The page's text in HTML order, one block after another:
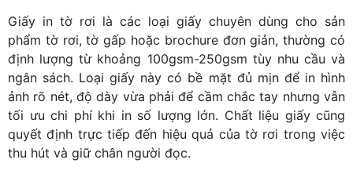
Giấy in tờ rơi là các loại giấy chuyên dùng cho sản
phẩm tờ rơi, tờ gấp hoặc brochure đơn giản, thường có
định lượng từ khoảng 100gsm-250gsm tùy nhu cầu và
ngân sách. Loại giấy này có bề mặt đủ mịn để in hình
ảnh rõ nét, độ dày vừa phải để cầm chắc tay nhưng vẫn
tối ưu chi phí khi in số lượng lớn. Chất liệu giấy cũng
quyết định trực tiếp đến hiệu quả của tờ rơi trong việc
thu hút và giữ chân người đọc.